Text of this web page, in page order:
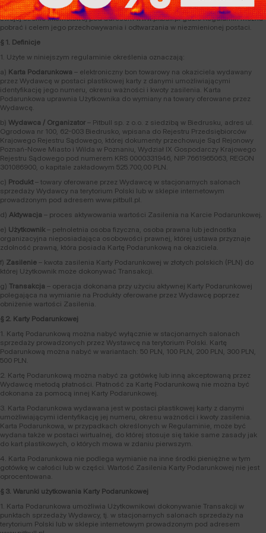
umożliwia zapoznanie się z Regulaminem w każdym czasie i udostępnia go na
swojej stronie internetowej pod adresem www.pitbull.pl gdzie Regulamin można
pobrać i celem jego przechowywania i odtwarzania w niezmienionej postaci.
§ 1. Definicje
1. Użyte w niniejszym regulaminie określenia oznaczają:
a) Karta Podarunkowa – elektroniczny bon towarowy na okaziciela wydawany
przez Wydawcę w postaci plastikowej karty z danymi umożliwiającymi
identyfikację jego numeru, okresu ważności i kwoty zasilenia. Karta
Podarunkowa uprawnia Użytkownika do wymiany na towary oferowane przez
Wydawcę.
b) Wydawca / Organizator – Pitbull sp. z o.o. z siedzibą w Biedrusku, adres ul.
Ogrodowa nr 100, 62-003 Biedrusko, wpisana do Rejestru Przedsiębiorców
Krajowego Rejestru Sądowego, której dokumenty przechowuje Sąd Rejonowy
Poznań-Nowe Miasto i Wilda w Poznaniu, Wydział IX Gospodarczy Krajowego
Rejestru Sądowego pod numerem KRS 0000331946, NIP 7661965063, REGON
301086900, o kapitale zakładowym 525.700,00 PLN.
c) Produkt– towary oferowane przez Wydawcę w stacjonarnych salonach
sprzedaży Wydawcy na terytorium Polski lub w sklepie internetowym
prowadzonym pod adresem www.pitbull.pl.
d) Aktywacja – proces aktywowania wartości Zasilenia na Karcie Podarunkowej.
e) Użytkownik– pełnoletnia osoba fizyczna, osoba prawna lub jednostka
organizacyjna nieposiadająca osobowości prawnej, której ustawa przyznaje
zdolność prawną, która posiada Kartę Podarunkową na okaziciela.
f) Zasilenie – kwota zasilenia Karty Podarunkowej w złotych polskich (PLN) do
której Użytkownik może dokonywać Transakcji.
g) Transakcja – operacja dokonana przy użyciu aktywnej Karty Podarunkowej
polegająca na wymianie na Produkty oferowane przez Wydawcę poprzez
obniżenie wartości Zasilenia.
§ 2. Karty Podarunkowej
1. Kartę Podarunkową można nabyć wyłącznie w stacjonarnych salonach
sprzedaży prowadzonych przez Wystawcę na terytorium Polski. Kartę
Podarunkową można nabyć w wariantach: 50 PLN, 100 PLN, 200 PLN, 300 PLN,
500 PLN.
2. Kartę Podarunkową można nabyć za gotówkę lub inną akceptowaną przez
Wydawcę metodą płatności. Płatność za Kartę Podarunkową nie można być
dokonana za pomocą innej Karty Podarunkowej.
3. Karta Podarunkowa wydawana jest w postaci plastikowej karty z danymi
umożliwiającymi identyfikację jej numeru, okresu ważności i kwoty zasilenia.
Karta Podarunkowa, w przypadkach określonych w Regulaminie, może być
wydana także w postaci wirtualnej, do której stosuje się takie same zasady jak
do kart plastikowych, o których mowa w zdaniu pierwszym.
4. Karta Podarunkowa nie podlega wymianie na inne środki pieniężne w tym
gotówkę w całości lub w części. Wartość Zasilenia Karty Podarunkowej nie jest
oprocentowana.
§ 3. Warunki użytkowania Karty Podarunkowej
1. Karta Podarunkowa umożliwia Użytkownikowi dokonywanie Transakcji w
punktach sprzedaży Wydawcy, tj. w stacjonarnych salonach sprzedaży na
terytorium Polski lub w sklepie internetowym prowadzonym pod adresem